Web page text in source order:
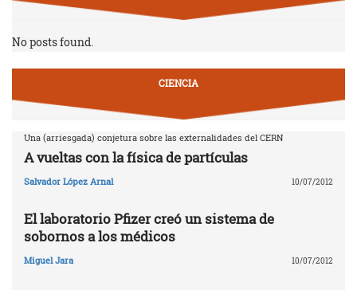
No posts found.
CIENCIA
Una (arriesgada) conjetura sobre las externalidades del CERN
A vueltas con la física de partículas
Salvador López Arnal 10/07/2012
El laboratorio Pfizer creó un sistema de
sobornos a los médicos
Miguel Jara 10/07/2012